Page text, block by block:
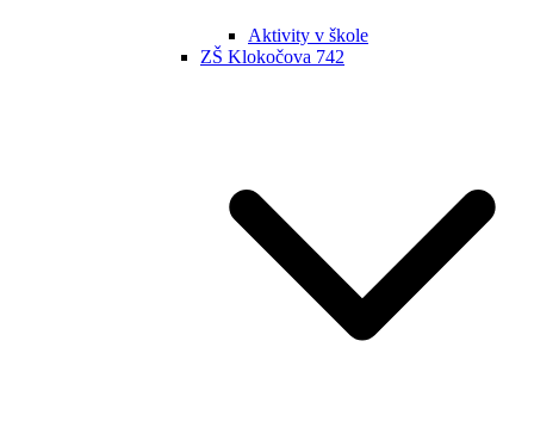
Aktivity v škole
ZŠ Klokočova 742